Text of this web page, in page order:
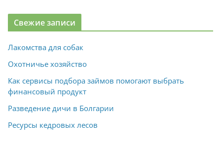
Свежие записи
Лакомства для собак
Охотничье хозяйство
Как сервисы подбора займов помогают выбрать
финансовый продукт
Разведение дичи в Болгарии
Ресурсы кедровых лесов